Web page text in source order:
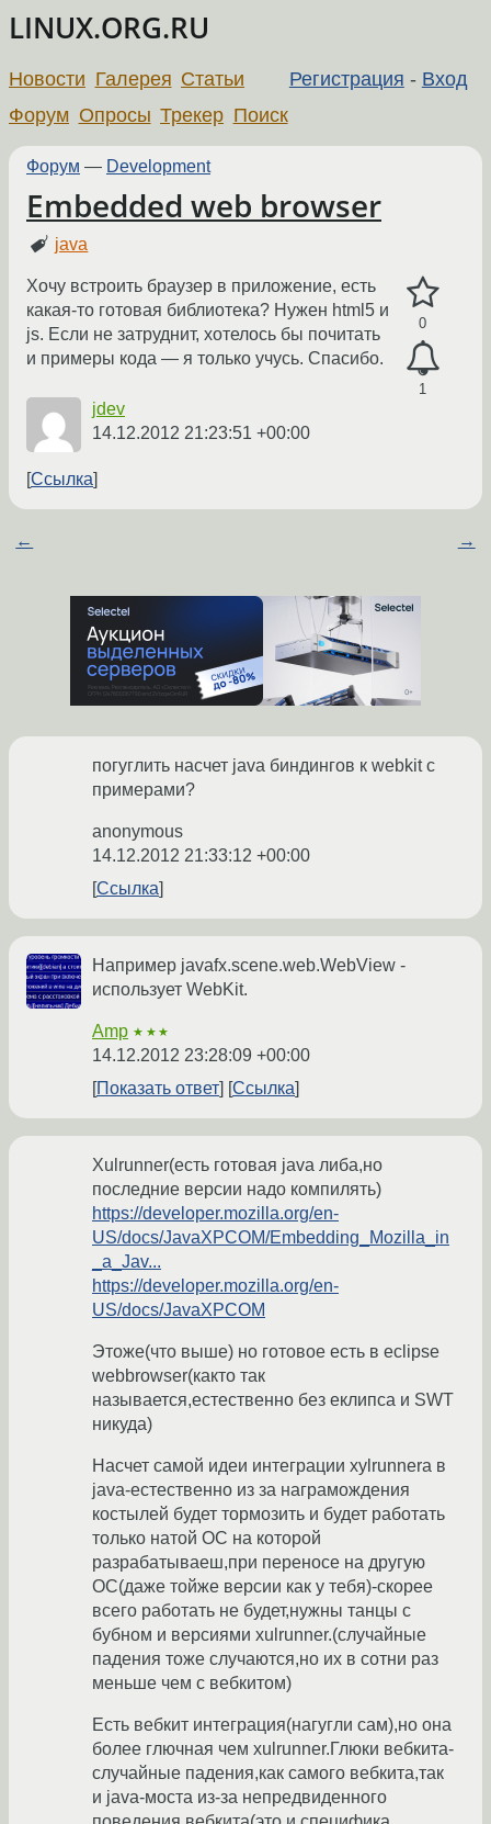
LINUX.ORG.RU
Регистрация - Вход
Новости Галерея Статьи
Форум Опросы Трекер Поиск
Форум — Development
Embedded web browser
java
0
1
Хочу встроить браузер в приложение, есть
какая-то готовая библиотека? Нужен html5 и
js. Если не затруднит, хотелось бы почитать
и примеры кода — я только учусь. Спасибо.
jdev
14.12.2012 21:23:51 +00:00
Ссылка
← →
погуглить насчет java биндингов к webkit с
примерами?
anonymous
14.12.2012 21:33:12 +00:00
Ссылка
Например javafx.scene.web.WebView -
использует WebKit.
Amp ★★★
14.12.2012 23:28:09 +00:00
Показать ответ
Ссылка
Xulrunner(есть готовая java либа,но
последние версии надо компилять)
https://developer.mozilla.org/en-
US/docs/JavaXPCOM/Embedding_Mozilla_in
_a_Jav...
https://developer.mozilla.org/en-
US/docs/JavaXPCOM
Этоже(что выше) но готовое есть в eclipse
webbrowser(както так
называется,естественно без еклипса и SWT
никуда)
Насчет самой идеи интеграции xylrunnera в
java-естественно из за награмождения
костылей будет тормозить и будет работать
только натой ОС на которой
разрабатываеш,при переносе на другую
ОС(даже тойже версии как у тебя)-скорее
всего работать не будет,нужны танцы с
бубном и версиями xulrunner.(случайные
падения тоже случаются,но их в сотни раз
меньше чем с вебкитом)
Есть вебкит интеграция(нагугли сам),но она
более глючная чем xulrunner.Глюки вебкита-
случайные падения,как самого вебкита,так
и java-моста из-за непредвиденного